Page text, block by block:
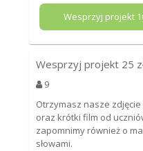
Wesprzyj projekt
Wesprzyj projekt 25
9
Otrzymasz nasze
oraz krótki film od
zapomnimy również o
słowami.